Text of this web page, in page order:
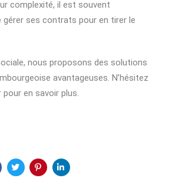
complexité, il est souvent
ses contrats pour en tirer le
nous proposons des solutions
avantageuses. N’hésitez
en savoir plus.